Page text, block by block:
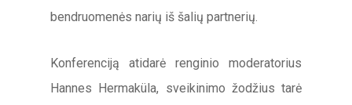
bendruomenės narių iš šalių partnerių.
Konferenciją atidarė renginio moderatorius
Hannes Hermaküla, sveikinimo žodžius tarė